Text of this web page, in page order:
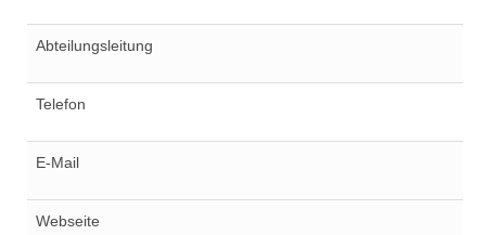
Abteilungsleitung
Telefon
E-Mail
Webseite